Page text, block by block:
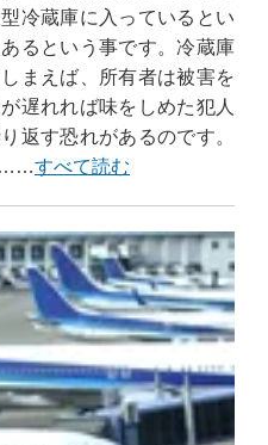
冷蔵庫に入っているとい
るという事です。冷蔵庫
まえば、所有者は被害を
遅れれば味をしめた犯人
返す恐れがあるのです。
……すべて読む